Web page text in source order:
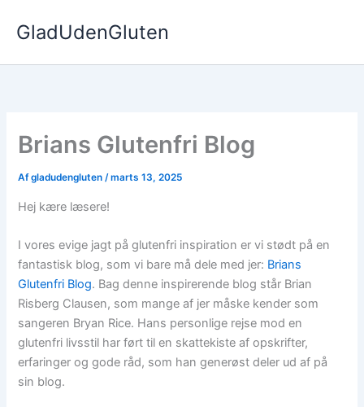
GladUdenGluten
Brians Glutenfri Blog
Afgladudengluten/marts 13, 2025
Hej kære læsere!
I vores evige jagt på glutenfri inspiration er vi stødt på en
fantastisk blog, som vi bare må dele med jer: Brians
Glutenfri Blog. Bag denne inspirerende blog står Brian
Risberg Clausen, som mange af jer måske kender som
sangeren Bryan Rice. Hans personlige rejse mod en
glutenfri livsstil har ført til en skattekiste af opskrifter,
erfaringer og gode råd, som han generøst deler ud af på
sin blog.​